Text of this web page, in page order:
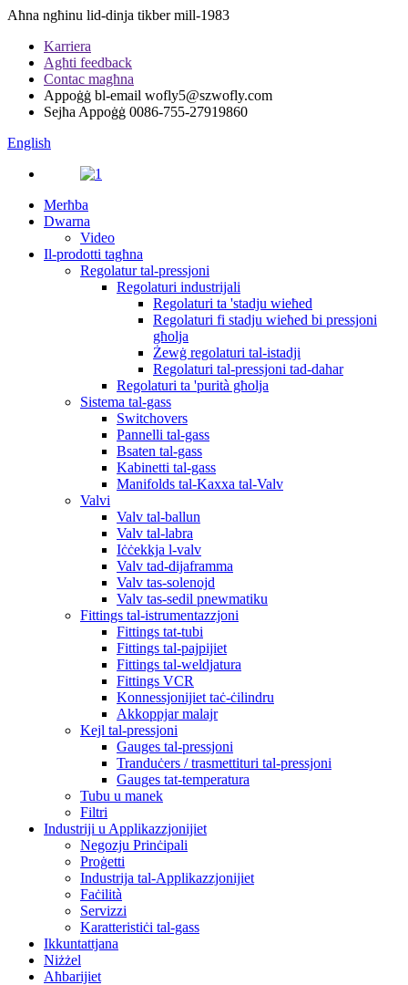
Aħna ngħinu lid-dinja tikber mill-1983
Karriera
Agħti feedback
Contac magħna
Appoġġ bl-email wofly5@szwofly.com
Sejħa Appoġġ 0086-755-27919860
English
Merħba
Dwarna
Video
Il-prodotti tagħna
Regolatur tal-pressjoni
Regolaturi industrijali
Regolaturi ta 'stadju wieħed
Regolaturi fi stadju wieħed bi pressjoni
għolja
Żewġ regolaturi tal-istadji
Regolaturi tal-pressjoni tad-dahar
Regolaturi ta 'purità għolja
Sistema tal-gass
Switchovers
Pannelli tal-gass
Bsaten tal-gass
Kabinetti tal-gass
Manifolds tal-Kaxxa tal-Valv
Valvi
Valv tal-ballun
Valv tal-labra
Iċċekkja l-valv
Valv tad-dijaframma
Valv tas-solenojd
Valv tas-sedil pnewmatiku
Fittings tal-istrumentazzjoni
Fittings tat-tubi
Fittings tal-pajpijiet
Fittings tal-weldjatura
Fittings VCR
Konnessjonijiet taċ-ċilindru
Akkoppjar malajr
Kejl tal-pressjoni
Gauges tal-pressjoni
Tranduċers / trasmettituri tal-pressjoni
Gauges tat-temperatura
Tubu u manek
Filtri
Industriji u Applikazzjonijiet
Negozju Prinċipali
Proġetti
Industrija tal-Applikazzjonijiet
Faċilità
Servizzi
Karatteristiċi tal-gass
Ikkuntattjana
Niżżel
Aħbarijiet